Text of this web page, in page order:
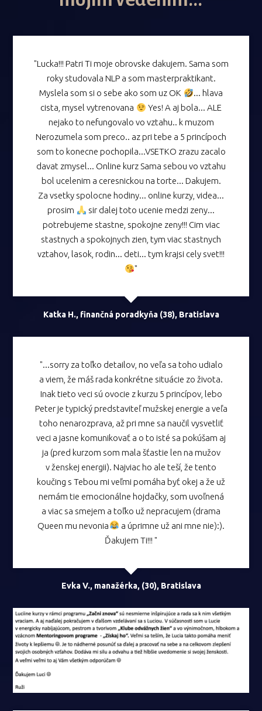
"Lucka!!! Patri Ti moje obrovske dakujem. Sama som
roky studovala NLP a som masterpraktikant.
Myslela som si o sebe ako som uz OK
... hlava
cista, mysel vytrenovana
Yes! A aj bola... ALE
nejako to nefungovalo vo vztahu.. k muzom
Nerozumela som preco.. az pri tebe a 5 princípoch
som to konecne pochopila...VSETKO zrazu zacalo
davat zmysel... Online kurz Sama sebou vo vztahu
bol ucelenim a ceresnickou na torte... Dakujem.
Za vsetky spolocne hodiny... online kurzy, videa...
prosim
sir dalej toto ucenie medzi zeny...
potrebujeme stastne, spokojne zeny!!! Cim viac
stastnych a spokojnych zien, tym viac stastnych
vztahov, lasok, rodin... deti... tym krajsi cely svet!!!
"
Katka H., finančná poradkyňa (38), Bratislava
"...sorry za toľko detailov, no veľa sa toho udialo
a viem, že máš rada konkrétne situácie zo života.
Inak tieto veci sú ovocie z kurzu 5 princípov, lebo
Peter je typický predstaviteľ mužskej energie a veľa
toho nenarozprava, až pri mne sa naučil vysvetliť
veci a jasne komunikovať a o to isté sa pokúšam aj
ja (pred kurzom som mala šťastie len na mužov
v ženskej energii). Najviac ho ale teší, že tento
koučing s Tebou mi veľmi pomáha byť okej a že už
nemám tie emocionálne hojdačky, som uvoľnená
a viac sa smejem a toľko už nepracujem (drama
Queen mu nevonia
a úprimne už ani mne nie):).
Ďakujem Ti!!! "
Evka V., manažérka, (30), Bratislava